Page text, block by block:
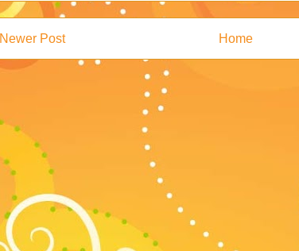
Newer Post Home